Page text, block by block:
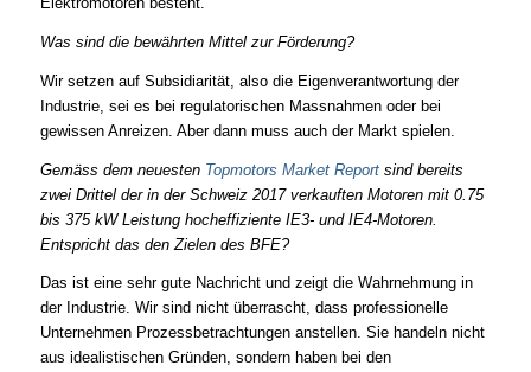
Was sind die bewährten Mittel zur Förderung?
Wir setzen auf Subsidiarität, also die Eigenverantwortung der
Industrie, sei es bei regulatorischen Massnahmen oder bei
gewissen Anreizen. Aber dann muss auch der Markt spielen.
Gemäss dem neuesten Topmotors Market Reportsind bereits
zwei Drittel der in der Schweiz 2017 verkauften Motoren mit 0.75
bis 375 kW Leistung hocheffiziente IE3- und IE4-Motoren.
Entspricht das den Zielen des BFE?
Das ist eine sehr gute Nachricht und zeigt die Wahrnehmung in
der Industrie. Wir sind nicht überrascht, dass professionelle
Unternehmen Prozessbetrachtungen anstellen. Sie handeln nicht
aus idealistischen Gründen, sondern haben bei den